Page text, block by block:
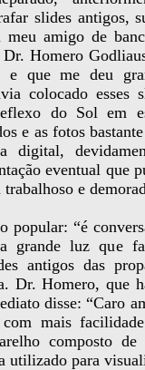
slides antigos,
meu amigo de
Homero
e que me deu
colocado esses
do Sol em
e as fotos
digital,
eventual que
trabalhoso e
popular: “é
grande luz que
antigos das
Dr. Homero, que
disse: “Caro
mais
composto
utilizado para